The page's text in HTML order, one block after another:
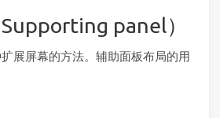
panel）
展屏幕的方法。辅助面板布局的用